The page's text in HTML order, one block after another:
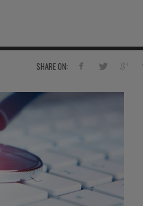
DOCUMENTATION
VIDÉO
PODCAST
SHARE ON: